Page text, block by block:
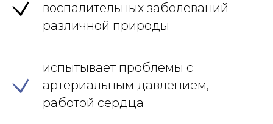
воспалительных заболеваний
различной природы
испытывает проблемы с
артериальным давлением,
работой сердца